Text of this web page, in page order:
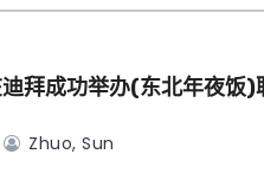
拜成功举办(东北年夜饭)
Zhuo, Sun